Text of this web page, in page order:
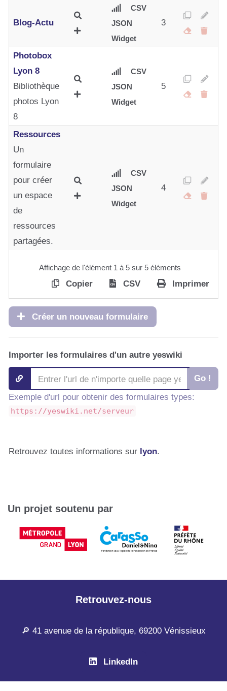
Blog-Actu
CSV
JSON
Widget
3
Photobox
Lyon 8
Bibliothèque
photos Lyon
8
CSV
JSON
Widget
5
Ressources
Un
formulaire
pour créer
un espace
de
ressources
partagées.
CSV
JSON
Widget
4
Affichage de l'élément 1 à 5 sur 5 éléments
Copier CSV Imprimer
Créer un nouveau formulaire
Importer les formulaires d'un autre yeswiki
Go !
Exemple d'url pour obtenir des formulaires types:
https://yeswiki.net/serveur
Retrouvez toutes informations sur lyon.
Un projet soutenu par
Retrouvez-nous
🔎 41 avenue de la république, 69200 Vénissieux
LinkedIn